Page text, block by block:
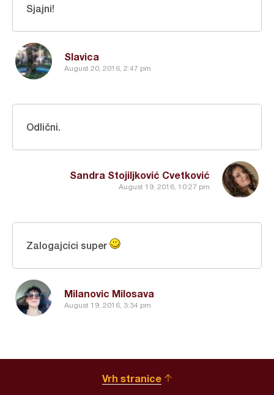
Slavica
August 20, 2016, 2:47 pm
Sjajni!
Sandra Stojiljković Cvetković
August 19, 2016, 10:27 pm
Odlični.
Milanovic Milosava
August 19, 2016, 3:34 pm
Zalogajcici super
Vrh stranice